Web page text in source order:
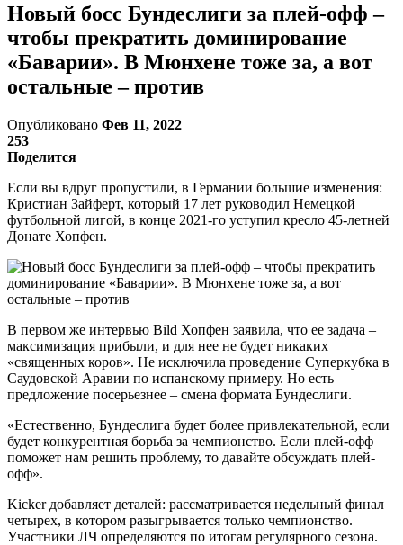
Новый босс Бундеслиги за плей-офф –
чтобы прекратить доминирование
«Баварии». В Мюнхене тоже за, а вот
остальные – против
Опубликовано Фев 11, 2022
253
Поделится
Если вы вдруг пропустили, в Германии большие изменения:
Кристиан Зайферт, который 17 лет руководил Немецкой
футбольной лигой, в конце 2021-го уступил кресло 45-летней
Донате Хопфен.
В первом же интервью Bild Хопфен заявила, что ее задача –
максимизация прибыли, и для нее не будет никаких
«священных коров». Не исключила проведение Суперкубка в
Саудовской Аравии по испанскому примеру. Но есть
предложение посерьезнее – смена формата Бундеслиги.
«Естественно, Бундеслига будет более привлекательной, если
будет конкурентная борьба за чемпионство. Если плей-офф
поможет нам решить проблему, то давайте обсуждать плей-
офф».
Kicker добавляет деталей: рассматривается недельный финал
четырех, в котором разыгрывается только чемпионство.
Участники ЛЧ определяются по итогам регулярного сезона.